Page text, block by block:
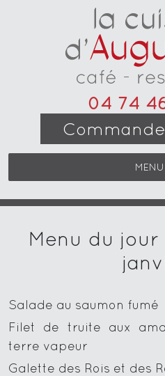
04 74
MENU
Menu du
Salade au saumon fumé
Filet de truite aux
terre vapeur
Galette des Rois et des